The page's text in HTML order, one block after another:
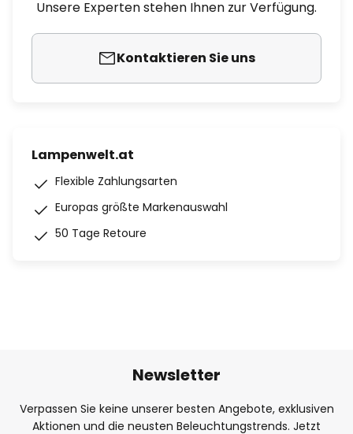
Unsere Experten stehen Ihnen zur Verfügung.
Kontaktieren Sie uns
Lampenwelt.at
Flexible Zahlungsarten
Europas größte Markenauswahl
50 Tage Retoure
Newsletter
Verpassen Sie keine unserer besten Angebote, exklusiven
Aktionen und die neusten Beleuchtungstrends. Jetzt